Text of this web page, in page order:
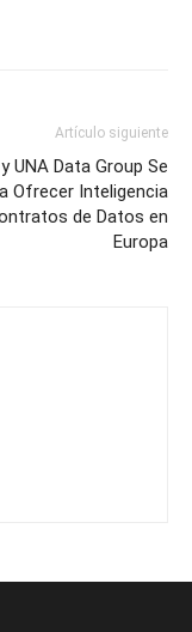
Artículo siguiente
UNA Data Group Se
Ofrecer Inteligencia
de Datos en
Europa